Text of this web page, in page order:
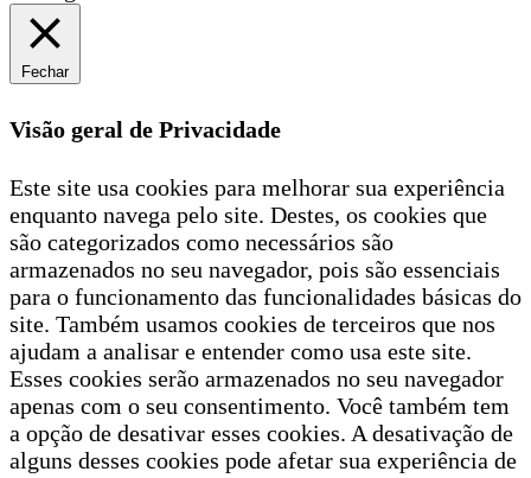
Fechar
Visão geral de Privacidade
Este site usa cookies para melhorar sua experiência
enquanto navega pelo site. Destes, os cookies que
são categorizados como necessários são
armazenados no seu navegador, pois são essenciais
para o funcionamento das funcionalidades básicas do
site. Também usamos cookies de terceiros que nos
ajudam a analisar e entender como usa este site.
Esses cookies serão armazenados no seu navegador
apenas com o seu consentimento. Você também tem
a opção de desativar esses cookies. A desativação de
alguns desses cookies pode afetar sua experiência de